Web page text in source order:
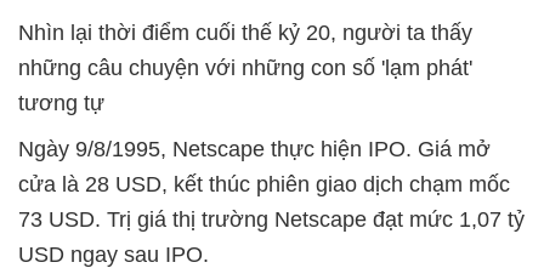
Nhìn lại thời điểm cuối thế kỷ 20, người ta thấy
những câu chuyện với những con số 'lạm phát'
tương tự
Ngày 9/8/1995, Netscape thực hiện IPO. Giá mở
cửa là 28 USD, kết thúc phiên giao dịch chạm mốc
73 USD. Trị giá thị trường Netscape đạt mức 1,07 tỷ
USD ngay sau IPO.